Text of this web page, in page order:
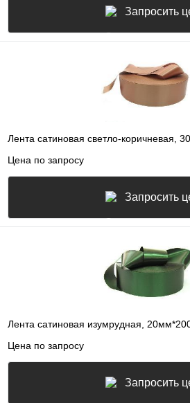
Запросить
Лента сатиновая светло-коричневая,
Цена по запросу
Запросить
Лента сатиновая изумрудная,
Цена по запросу
Запросить